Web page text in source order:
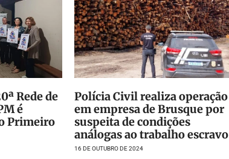
Rede de
é
Primeiro
Polícia Civil realiza operação
em empresa de Brusque por
suspeita de condições
análogas ao trabalho escravo
16 DE OUTUBRO DE 2024